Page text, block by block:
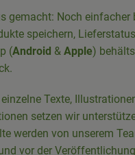
gemacht: Noch einfacher
speichern,
(Android & Apple)
einzelne Texte,
setzen wir
werden von unserem
vor der